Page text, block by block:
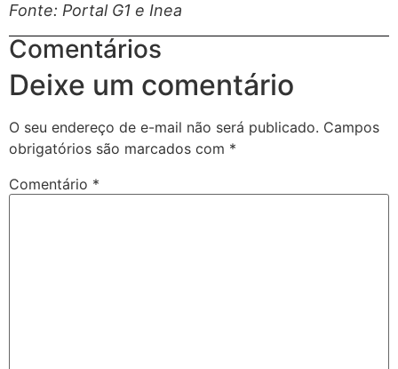
Fonte: Portal G1 e Inea
Comentários
Deixe um comentário
O seu endereço de e-mail não será publicado. Campos
obrigatórios são marcados com *
Comentário *